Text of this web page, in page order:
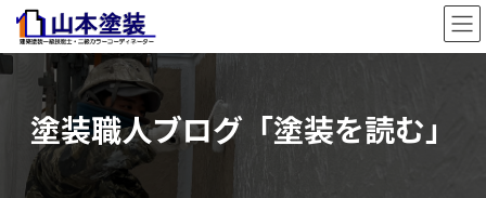
テ
ン
ゲ
ー
塗装職人ブログ「塗装を読む」